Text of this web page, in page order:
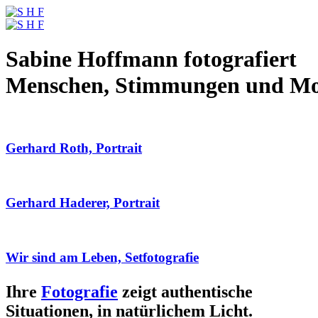
Sabine Hoffmann fotografiert
Menschen, Stimmungen und
Gerhard Roth, Portrait
Gerhard Haderer, Portrait
Wir sind am Leben, Setfotografie
Ihre Fotografie zeigt authentische
Situationen, in natürlichem Licht.